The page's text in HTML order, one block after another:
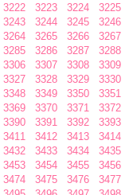
3222 3223 3224 3225
3243 3244 3245 3246
3264 3265 3266 3267
3285 3286 3287 3288
3306 3307 3308 3309
3327 3328 3329 3330
3348 3349 3350 3351
3369 3370 3371 3372
3390 3391 3392 3393
3411 3412 3413 3414
3432 3433 3434 3435
3453 3454 3455 3456
3474 3475 3476 3477